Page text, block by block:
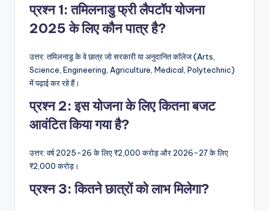
प्रश्न 1: तमिलनाडु फ्री लैपटॉप योजना
2025 के लिए कौन पात्र है?
उत्तर: तमिलनाडु के वे छात्र जो सरकारी या अनुदानित कॉलेज (Arts,
Science, Engineering, Agriculture, Medical, Polytechnic)
में पढ़ाई कर रहे हैं।
प्रश्न 2: इस योजना के लिए कितना बजट
आवंटित किया गया है?
उत्तर: वर्ष 2025-26 के लिए ₹2,000 करोड़ और 2026-27 के लिए
₹2,000 करोड़।
प्रश्न 3: कितने छात्रों को लाभ मिलेगा?